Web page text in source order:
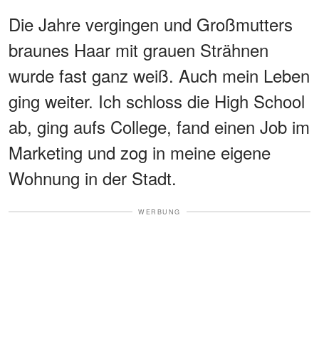
Die Jahre vergingen und Großmutters
braunes Haar mit grauen Strähnen
wurde fast ganz weiß. Auch mein Leben
ging weiter. Ich schloss die High School
ab, ging aufs College, fand einen Job im
Marketing und zog in meine eigene
Wohnung in der Stadt.
WERBUNG